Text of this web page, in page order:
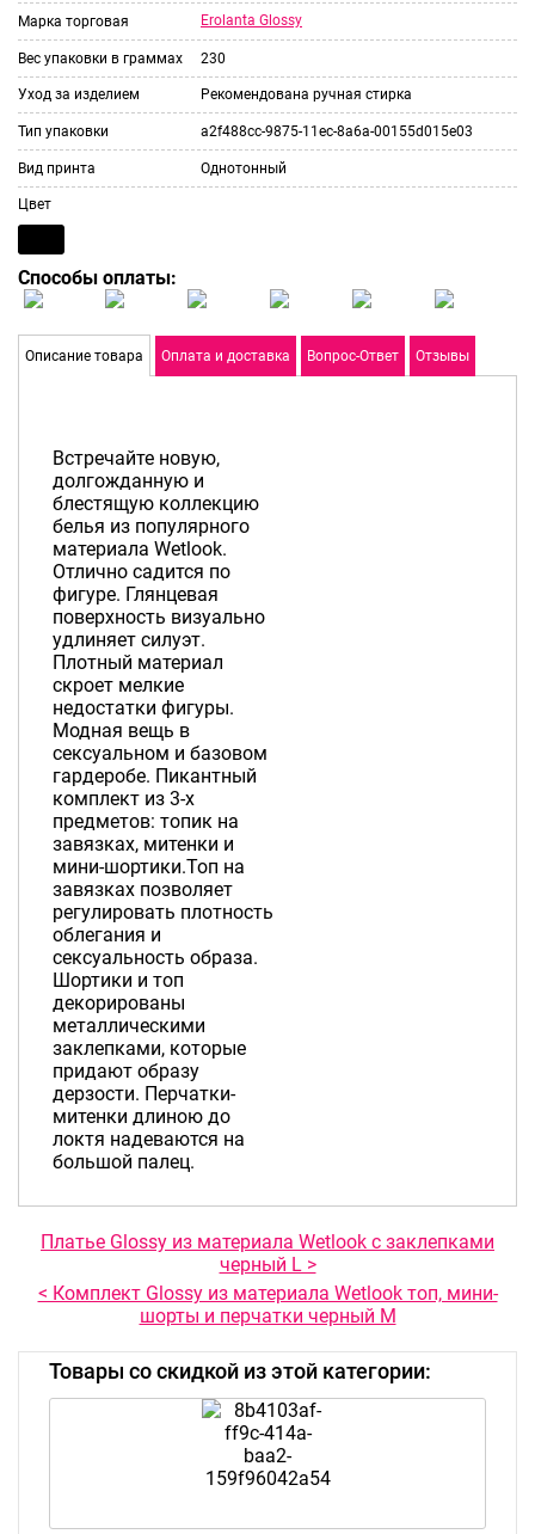
Марка торговая Erolanta Glossy
Вес упаковки в граммах 230
Уход за изделием Рекомендована ручная стирка
Тип упаковки a2f488cc-9875-11ec-8a6a-00155d015e03
Вид принта Однотонный
Цвет
Способы оплаты:
Описание товара Оплата и доставка Вопрос-Ответ Отзывы
Встречайте новую,
долгожданную и
блестящую коллекцию
белья из популярного
материала Wetlook.
Отлично садится по
фигуре. Глянцевая
поверхность визуально
удлиняет силуэт.
Плотный материал
скроет мелкие
недостатки фигуры.
Модная вещь в
сексуальном и базовом
гардеробе. Пикантный
комплект из 3-х
предметов: топик на
завязках, митенки и
мини-шортики.Топ на
завязках позволяет
регулировать плотность
облегания и
сексуальность образа.
Шортики и топ
декорированы
металлическими
заклепками, которые
придают образу
дерзости. Перчатки-
митенки длиною до
локтя надеваются на
большой палец.
Платье Glossy из материала Wetlook с заклепками
черный L >
< Комплект Glossy из материала Wetlook топ, мини-
шорты и перчатки черный М
Товары со скидкой из этой категории: